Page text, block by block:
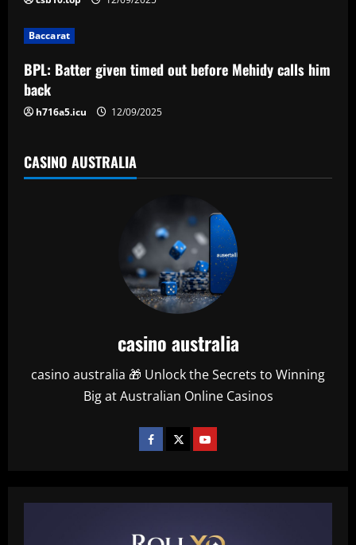
t
i
o
n
Baccarat
BPL: Batter given timed out before Mehidy calls him
back
h716a5.icu 12/09/2025
CASINO AUSTRALIA
casino australia
casino australia 🎁 Unlock the Secrets to Winning
Big at Australian Online Casinos